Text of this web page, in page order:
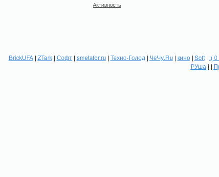
Активность
BrickUFA| ZTark| Софт| smetafor.ru | Техно-Голод | ЧеЧу.Ru | кино| Soft| :(
РУша | |